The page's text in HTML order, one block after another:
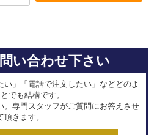
い合わせ下さい
い」「電話で注文したい」などどのよ
でも結構です。
。専門スタッフがご質問にお答えさせ
頂きます。